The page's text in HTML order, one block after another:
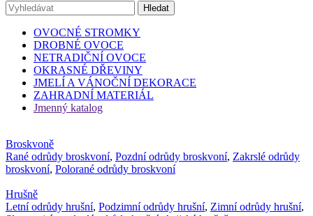
OVOCNÉ STROMKY
DROBNÉ OVOCE
NETRADIČNÍ OVOCE
OKRASNÉ DŘEVINY
JMELÍ A VÁNOČNÍ DEKORACE
ZAHRADNÍ MATERIÁL
Jmenný katalog
Broskvoně
Rané odrůdy broskvoní, Pozdní odrůdy broskvoní, Zakrslé odrůdy
broskvoní, Polorané odrůdy broskvoní
Hrušně
Letní odrůdy hrušní, Podzimní odrůdy hrušní, Zimní odrůdy hrušní,